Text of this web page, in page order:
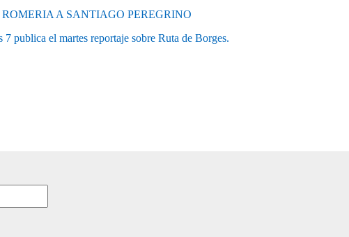
ROMERIA A SANTIAGO PEREGRINO
7 publica el martes reportaje sobre Ruta de Borges.